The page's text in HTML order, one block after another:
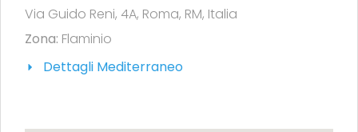
Via Guido Reni, 4A, Roma, RM, Italia
Zona: Flaminio
Dettagli Mediterraneo